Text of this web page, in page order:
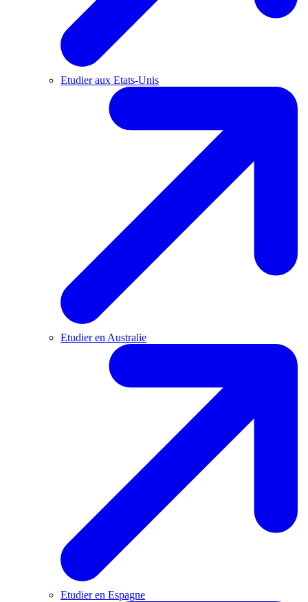
Etudier aux Etats-Unis
Etudier en Australie
Etudier en Espagne